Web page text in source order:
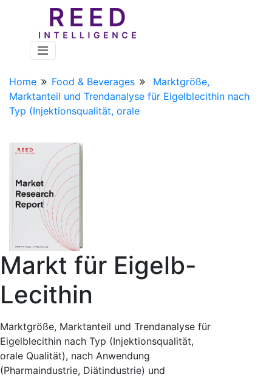
Home Food & Beverages
Marktgröße,
Marktanteil und Trendanalyse für Eigelblecithin nach
Typ (Injektionsqualität, orale
Markt für Eigelb-
Lecithin
Marktgröße, Marktanteil und Trendanalyse für
Eigelblecithin nach Typ (Injektionsqualität,
orale Qualität), nach Anwendung
(Pharmaindustrie, Diätindustrie) und